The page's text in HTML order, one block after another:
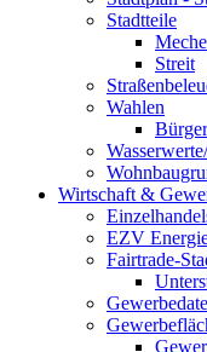
Stadtteile
Streit
Wahlen
Wirtschaft &
EZV
Fairtrade-